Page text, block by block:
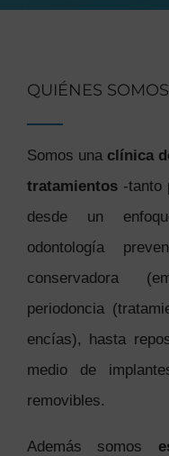
QUIÉNES SOMOS
Somos una clínica
tratamientos -tanto
desde un
odontología
conservadora
periodoncia
encías), hasta
medio de
removibles.
Además somos